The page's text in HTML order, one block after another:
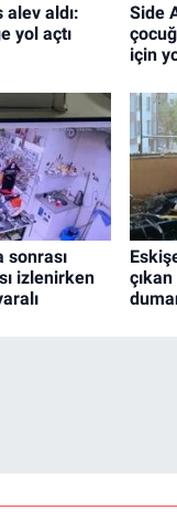
aldı:
yol açtı
Side
için
sonrası
izlenirken